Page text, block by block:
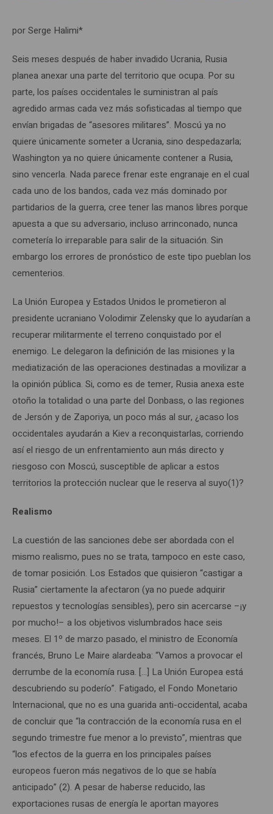
por Serge Halimi*
Seis meses después de haber invadido Ucrania, Rusia
planea anexar una parte del territorio que ocupa. Por su
parte, los países occidentales le suministran al país
agredido armas cada vez más sofisticadas al tiempo que
envían brigadas de “asesores militares”. Moscú ya no
quiere únicamente someter a Ucrania, sino despedazarla;
Washington ya no quiere únicamente contener a Rusia,
sino vencerla. Nada parece frenar este engranaje en el cual
cada uno de los bandos, cada vez más dominado por
partidarios de la guerra, cree tener las manos libres porque
apuesta a que su adversario, incluso arrinconado, nunca
cometería lo irreparable para salir de la situación. Sin
embargo los errores de pronóstico de este tipo pueblan los
cementerios.
La Unión Europea y Estados Unidos le prometieron al
presidente ucraniano Volodimir Zelensky que lo ayudarían a
recuperar militarmente el terreno conquistado por el
enemigo. Le delegaron la definición de las misiones y la
mediatización de las operaciones destinadas a movilizar a
la opinión pública. Si, como es de temer, Rusia anexa este
otoño la totalidad o una parte del Donbass, o las regiones
de Jersón y de Zaporiya, un poco más al sur, ¿acaso los
occidentales ayudarán a Kiev a reconquistarlas, corriendo
así el riesgo de un enfrentamiento aun más directo y
riesgoso con Moscú, susceptible de aplicar a estos
territorios la protección nuclear que le reserva al suyo(1)?
Realismo
La cuestión de las sanciones debe ser abordada con el
mismo realismo, pues no se trata, tampoco en este caso,
de tomar posición. Los Estados que quisieron “castigar a
Rusia” ciertamente la afectaron (ya no puede adquirir
repuestos y tecnologías sensibles), pero sin acercarse –¡y
por mucho!– a los objetivos vislumbrados hace seis
meses. El 1º de marzo pasado, el ministro de Economía
francés, Bruno Le Maire alardeaba: “Vamos a provocar el
derrumbe de la economía rusa. […] La Unión Europea está
descubriendo su poderío”. Fatigado, el Fondo Monetario
Internacional, que no es una guarida anti-occidental, acaba
de concluir que “la contracción de la economía rusa en el
segundo trimestre fue menor a lo previsto”, mientras que
“los efectos de la guerra en los principales países
europeos fueron más negativos de lo que se había
anticipado” (2). A pesar de haberse reducido, las
exportaciones rusas de energía le aportan mayores